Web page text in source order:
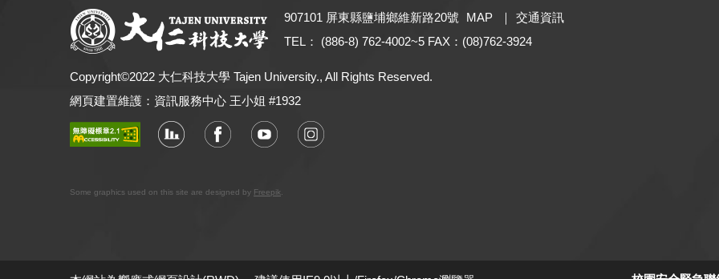
907101 屏東縣鹽埔鄉維新路20號 MAP ｜
交通資訊
TEL： (886-8) 762-4002~5 FAX：(08)762-3924
Copyright©2022 大仁科技大學 Tajen University., All Rights Reserved.
網頁建置維護：資訊服務中心 王小姐 #1932
Some graphics used on this site are designed by Freepik.